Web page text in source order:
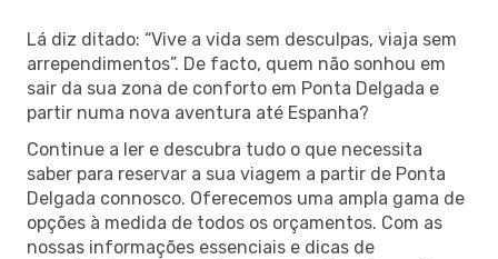
Lá diz ditado: “Vive a vida sem desculpas, viaja sem
arrependimentos”. De facto, quem não sonhou em
sair da sua zona de conforto em Ponta Delgada e
partir numa nova aventura até Espanha?
Continue a ler e descubra tudo o que necessita
saber para reservar a sua viagem a partir de Ponta
Delgada connosco. Oferecemos uma ampla gama de
opções à medida de todos os orçamentos. Com as
nossas informações essenciais e dicas de